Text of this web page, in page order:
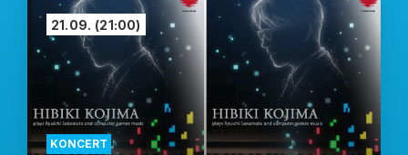
KONCERT
21.09. (21:00)